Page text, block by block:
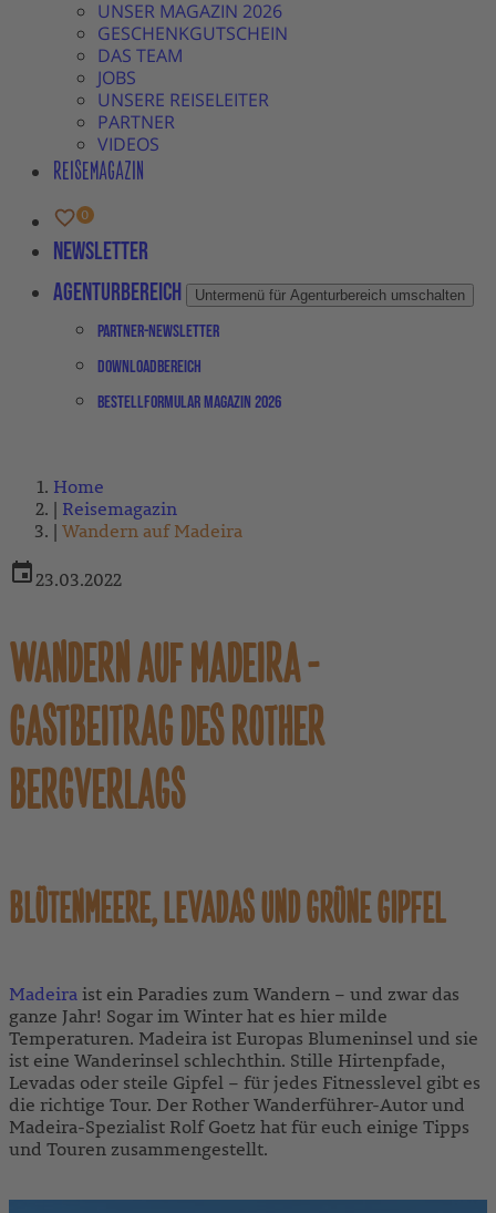
UNSER MAGAZIN 2026
GESCHENKGUTSCHEIN
DAS TEAM
JOBS
UNSERE REISELEITER
PARTNER
VIDEOS
REISEMAGAZIN
Newsletter
Agenturbereich
Untermenü für Agenturbereich umschalten
Partner-Newsletter
Downloadbereich
Bestellformular Magazin 2026
Home
Reisemagazin
Wandern auf Madeira
23.03.2022
WANDERN AUF MADEIRA -
GASTBEITRAG DES ROTHER
BERGVERLAGS
BLÜTENMEERE, LEVADAS UND GRÜNE GIPFEL
Madeiraist ein Paradies zum Wandern – und zwar das
ganze Jahr! Sogar im Winter hat es hier milde
Temperaturen. Madeira ist Europas Blumeninsel und sie
ist eine Wanderinsel schlechthin. Stille Hirtenpfade,
Levadas oder steile Gipfel – für jedes Fitnesslevel gibt es
die richtige Tour. Der Rother Wanderführer-Autor und
Madeira-Spezialist Rolf Goetz hat für euch einige Tipps
und Touren zusammengestellt.